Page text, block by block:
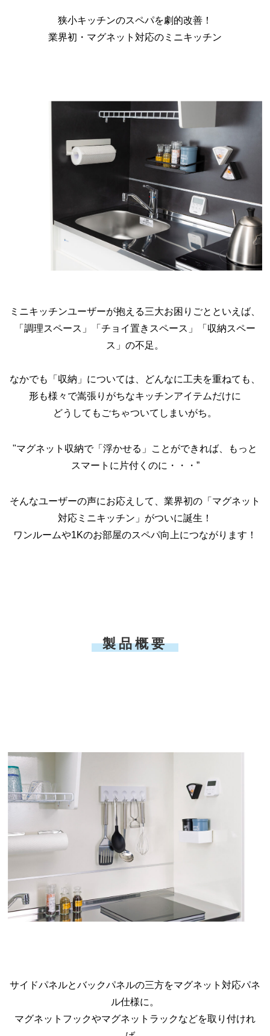
狭小キッチンのスペパを劇的改善！
業界初・マグネット対応のミニキッチン
ミニキッチンユーザーが抱える三大お困りごとといえば、
「調理スペース」「チョイ置きスペース」「収納スペー
ス」の不足。
なかでも「収納」については、どんなに工夫を重ねても、
形も様々で嵩張りがちなキッチンアイテムだけに
どうしてもごちゃついてしまいがち。
"マグネット収納で「浮かせる」ことができれば、もっと
スマートに片付くのに・・・”
そんなユーザーの声にお応えして、業界初の「マグネット
対応ミニキッチン」がついに誕生！
ワンルームや1Kのお部屋のスペパ向上につながります！
製品概要
サイドパネルとバックパネルの三方をマグネット対応パネ
ル仕様に。
マグネットフックやマグネットラックなどを取り付けれ